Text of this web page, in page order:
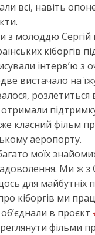
всі, навіть
з молоддю
інтерв’ю
вистачало на
класний фільм
аеропорту.
моїх
Ми ж з
для майбутніх
кіборгів ми
об’єднали в проєкт
фільми